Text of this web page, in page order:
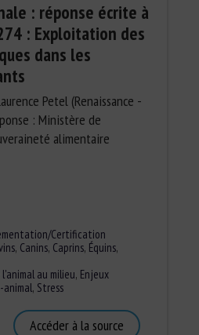
: réponse écrite à
: Exploitation des
dans les
Petel (Renaissance -
: Ministère de
alimentaire
Certification
, Canins, Caprins, Équins,
au milieu, Enjeux
animal, Stress
Accéder à la source